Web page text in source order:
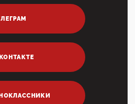
менеджменту в 15
2025 года превысило 63
Буданов вальяжно сообщил,